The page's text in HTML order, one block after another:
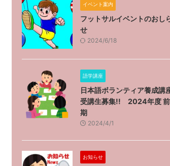
イベント案内
フットサルイベントのおし
せ
2024/6/18
語学講座
日本語ボランティア養成講
受講生募集!! 2024年度 前
期
2024/4/1
お知らせ